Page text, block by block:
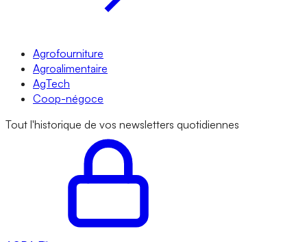
Agrofourniture
Agroalimentaire
AgTech
Coop-négoce
Tout l'historique de vos newsletters quotidiennes